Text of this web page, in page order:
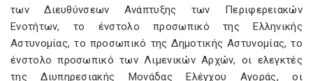
των Διευθύνσεων Ανάπτυξης των Περιφερειακών
Ενοτήτων, το ένστολο προσωπικό της Ελληνικής
Αστυνομίας, το προσωπικό της Δημοτικής Αστυνομίας, το
ένστολο προσωπικό των Λιμενικών Αρχών, οι ελεγκτές
της Διυπηρεσιακής Μονάδας Ελέγχου Αγοράς, οι